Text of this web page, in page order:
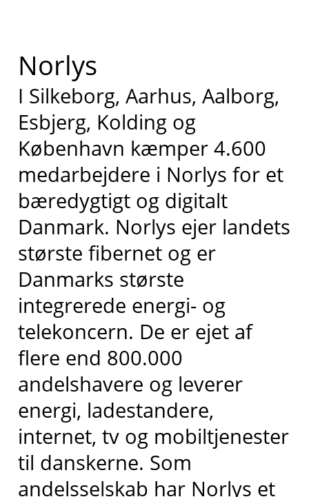
Norlys
I Silkeborg, Aarhus, Aalborg,
Esbjerg, Kolding og
København kæmper 4.600
medarbejdere i Norlys for et
bæredygtigt og digitalt
Danmark. Norlys ejer landets
største fibernet og er
Danmarks største
integrerede energi- og
telekoncern. De er ejet af
flere end 800.000
andelshavere og leverer
energi, ladestandere,
internet, tv og mobiltjenester
til danskerne. Som
andelsselskab har Norlys et